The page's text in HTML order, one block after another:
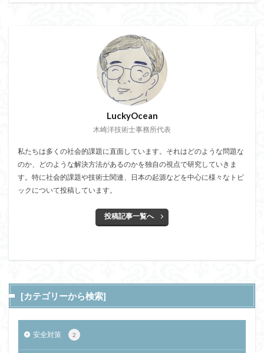
LuckyOcean
木崎洋技術士事務所代表
私たちは多くの社会的課題に直面しています。それはどのような問題な
のか、どのような解決方法があるのかを独自の視点で研究していきま
す。特に社会的課題や技術士関連、日本の起源などを中心に様々なトピ
ックについて投稿しています。
投稿記事一覧へ
[カテゴリーから検索]
安全対策 2